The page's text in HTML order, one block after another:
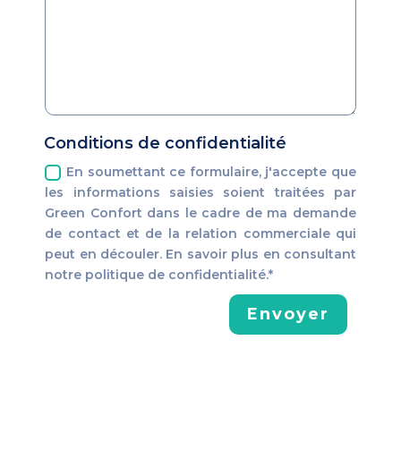
Conditions de confidentialité
En soumettant ce formulaire, j'accepte que
les informations saisies soient traitées par
Green Confort dans le cadre de ma demande
de contact et de la relation commerciale qui
peut en découler. En savoir plus en consultant
notre politique de confidentialité.*
Envoyer